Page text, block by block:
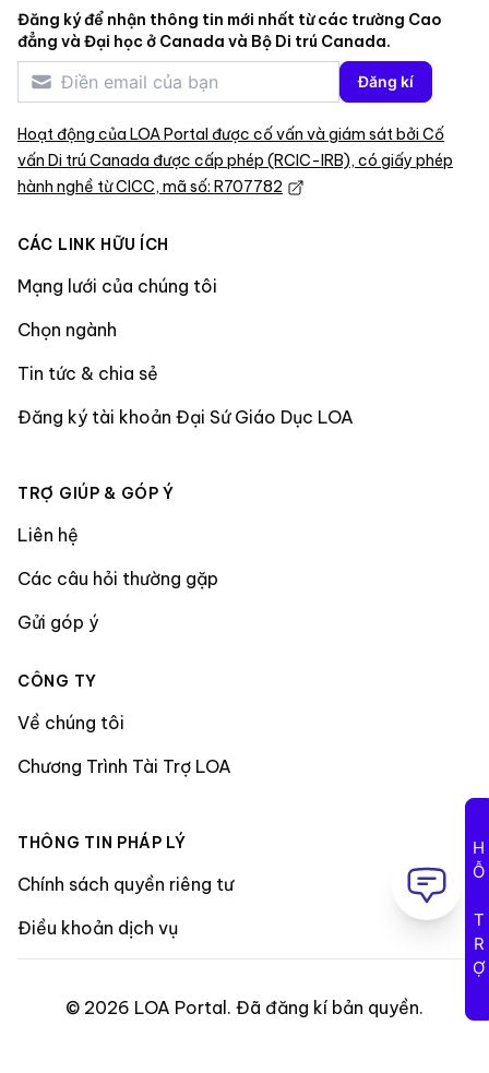
Đăng ký để nhận thông tin mới nhất từ các trường Cao
đẳng và Đại học ở Canada và Bộ Di trú Canada.
Đăng kí
Hoạt động của LOA Portal được cố vấn và giám sát bởi Cố
vấn Di trú Canada được cấp phép (RCIC-IRB), có giấy phép
hành nghề từ CICC, mã số: R707782
CÁC LINK HỮU ÍCH
Mạng lưới của chúng tôi
Chọn ngành
Tin tức & chia sẻ
Đăng ký tài khoản Đại Sứ Giáo Dục LOA
TRỢ GIÚP & GÓP Ý
Liên hệ
Các câu hỏi thường gặp
Gửi góp ý
CÔNG TY
Về chúng tôi
Chương Trình Tài Trợ LOA
THÔNG TIN PHÁP LÝ
Chính sách quyền riêng tư
Điều khoản dịch vụ
© 2026 LOA Portal . Đã đăng kí bản quyền.
HỖ TRỢ